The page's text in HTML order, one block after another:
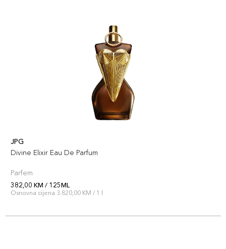
JPG
Divine Elixir Eau De Parfum
Parfem
382,00 KM / 125ML
Osnovna cijena 3.820,00 KM / 1 l